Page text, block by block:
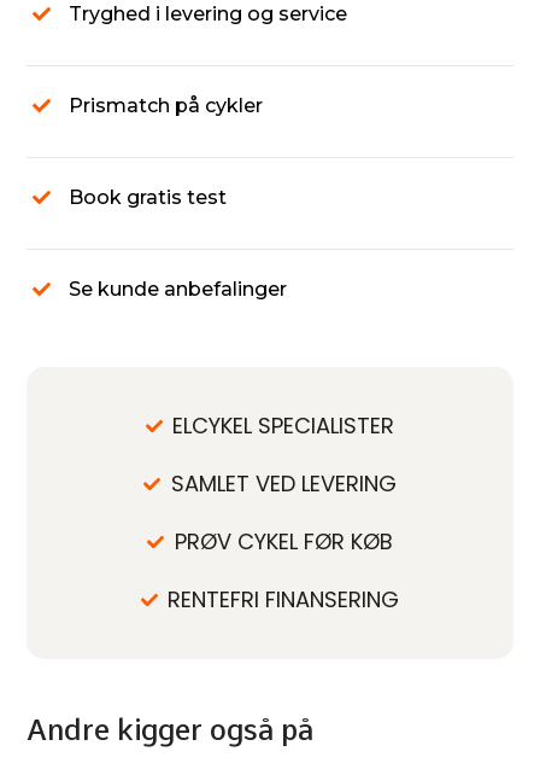
Tryghed i levering og service
Prismatch på cykler
Book gratis test
Se kunde anbefalinger
ELCYKEL SPECIALISTER
SAMLET VED LEVERING
PRØV CYKEL FØR KØB
RENTEFRI FINANSERING
Andre kigger også på